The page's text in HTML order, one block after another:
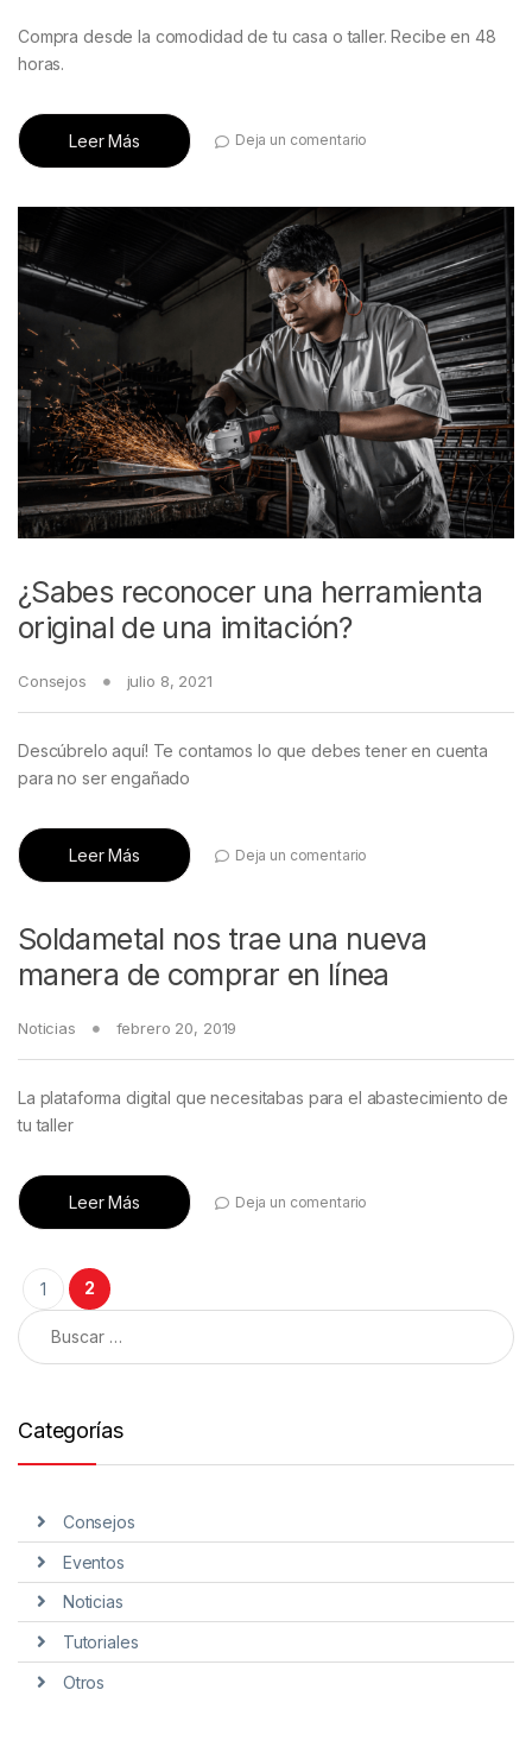
Compra desde la comodidad de tu casa o taller. Recibe en 48
horas.
Leer Más Deja un comentario
¿Sabes reconocer una herramienta
original de una imitación?
Consejos julio 8, 2021
Descúbrelo aquí! Te contamos lo que debes tener en cuenta
para no ser engañado
Leer Más Deja un comentario
Soldametal nos trae una nueva
manera de comprar en línea
Noticias febrero 20, 2019
La plataforma digital que necesitabas para el abastecimiento de
tu taller
Leer Más Deja un comentario
1 2
Categorías
Consejos
Eventos
Noticias
Otros
Tutoriales